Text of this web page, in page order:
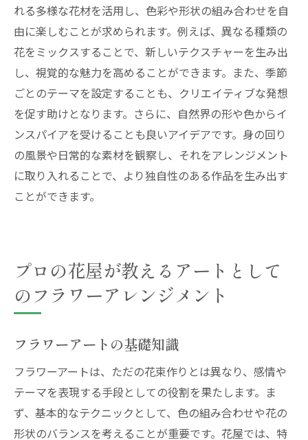
れる多様な花材を活用し、色彩や形状の組み合わせを自
由に楽しむことが求められます。例えば、異なる種類の
花をミックスすることで、新しいテクスチャーを生み出
し、視覚的な魅力を高めることができます。また、季節
ごとのテーマを設定することも、クリエイティブな発想
を促す助けとなります。さらに、自然界の形や色からイ
ンスパイアを受けることも良いアイデアです。身の回り
の風景や日常的な素材を観察し、それをアレンジメント
に取り入れることで、より独自性のある作品を生み出す
ことができます。
プロの花屋が教えるアートとして
のフラワーアレンジメント
フラワーアートの基礎知識
フラワーアートは、ただの花束作りとは異なり、感情や
テーマを表現する手段としての役割を果たします。ま
ず、基本的なテクニックとして、色の組み合わせや花の
形状のバランスを考えることが重要です。花屋では、特